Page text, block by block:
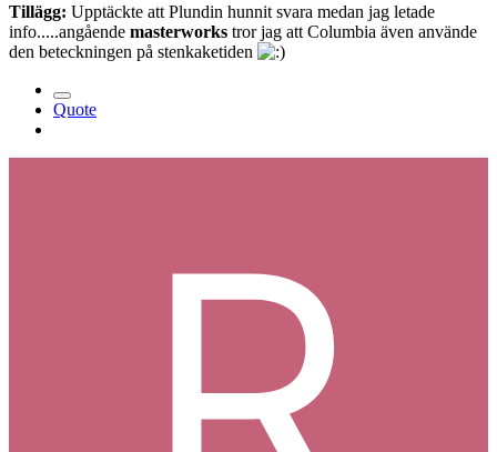
Tillägg: Upptäckte att Plundin hunnit svara medan jag letade
info.....angående masterworks tror jag att Columbia även använde
den beteckningen på stenkaketiden
Quote